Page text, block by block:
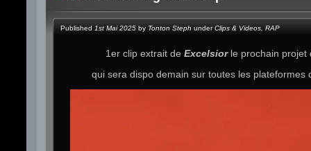
Published 1st Mai 2025 by Tonton Steph underClips & Videos RAP
1er clip extrait de Excelsiorle prochain projet
qui sera dispo demain sur toutes les plateformes